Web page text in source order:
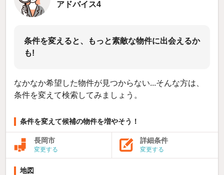
アドバイス4
条件を変えると、もっと素敵な物件に出会えるか
も!
なかなか希望した物件が見つからない...そんな方は、
条件を変えて検索してみましょう。
条件を変えて候補の物件を増やそう！
長岡市
変更する
詳細条件
変更する
地図